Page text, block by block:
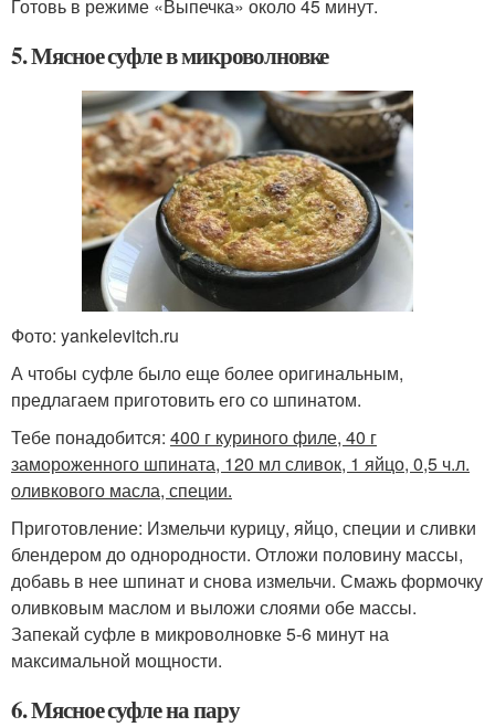
Готовь в режиме «Выпечка» около 45 минут.
5. Мясное суфле в микроволновке
Фото: yankelevitch.ru
А чтобы суфле было еще более оригинальным,
предлагаем приготовить его со шпинатом.
Тебе понадобится: 400 г куриного филе, 40 г
замороженного шпината, 120 мл сливок, 1 яйцо, 0,5 ч.л.
оливкового масла, специи.
Приготовление: Измельчи курицу, яйцо, специи и сливки
блендером до однородности. Отложи половину массы,
добавь в нее шпинат и снова измельчи. Смажь формочку
оливковым маслом и выложи слоями обе массы.
Запекай суфле в микроволновке 5-6 минут на
максимальной мощности.
6. Мясное суфле на пару